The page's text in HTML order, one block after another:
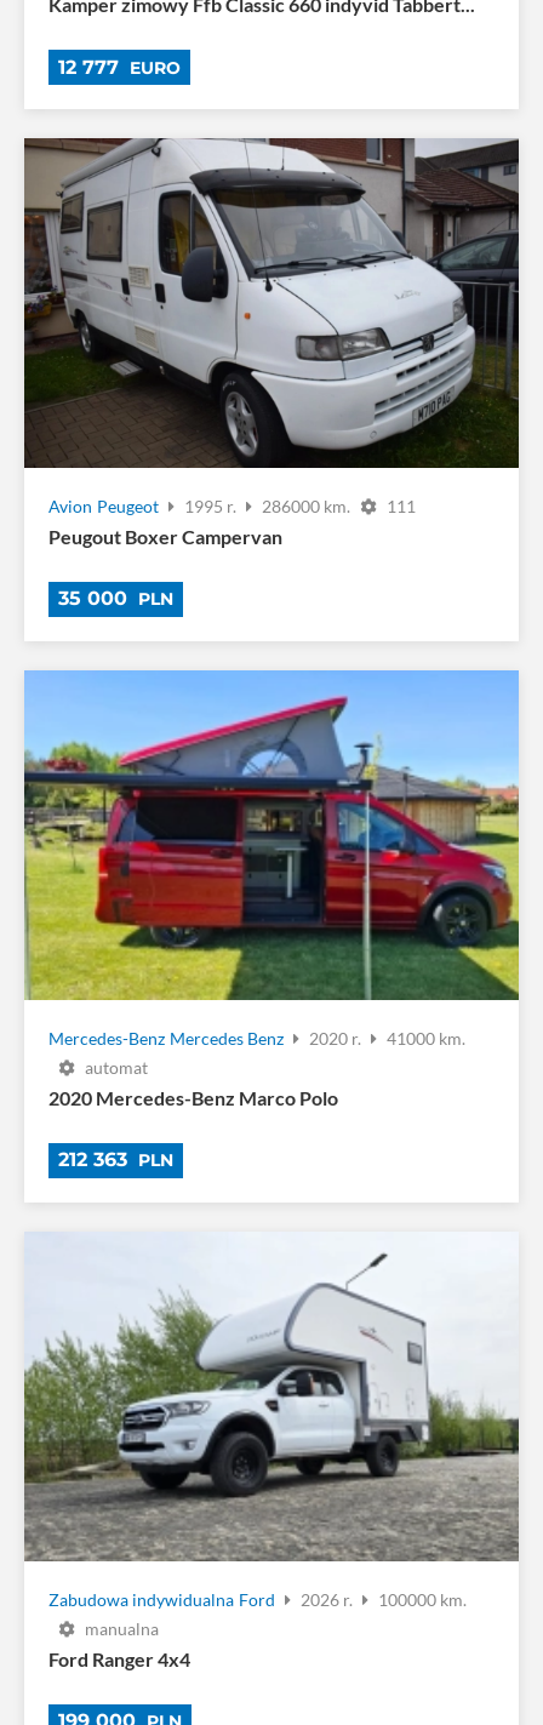
12 777 EURO
Avion Peugeot 1995 r. 286000 km. 111
Peugout Boxer Campervan
35 000 PLN
Mercedes-Benz Mercedes Benz 2020 r.
41000 km.
automat
2020 Mercedes-Benz Marco Polo
212 363 PLN
Zabudowa indywidualna Ford 2026 r.
100000 km.
manualna
Ford Ranger 4x4